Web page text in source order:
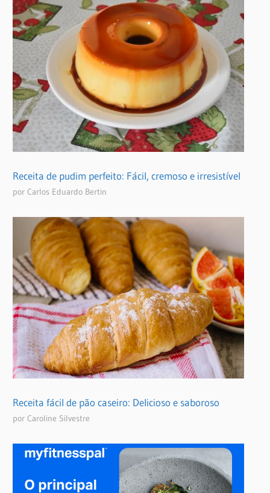
Receita de pudim perfeito: Fácil, cremoso e irresistível
por Carlos Eduardo Bertin
Receita fácil de pão caseiro: Delicioso e saboroso
por Caroline Silvestre